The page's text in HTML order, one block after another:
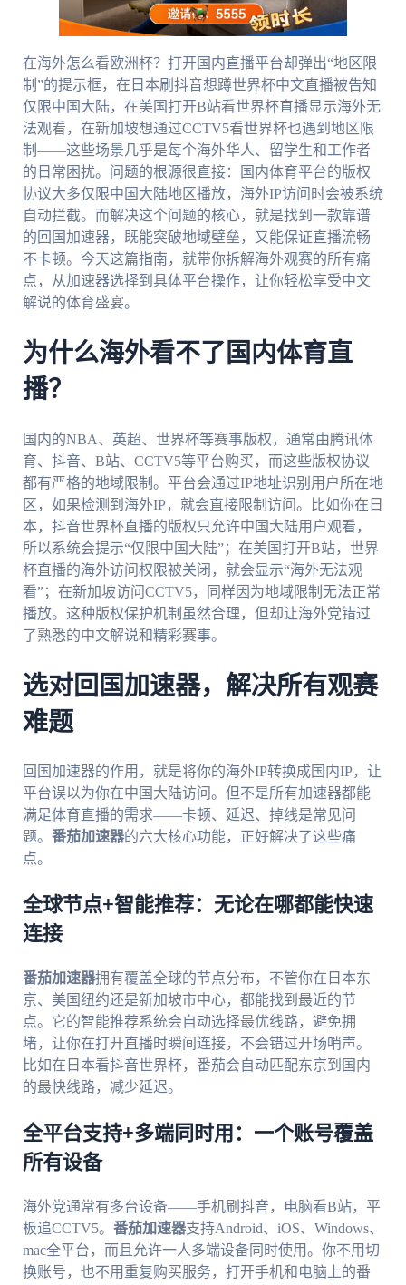
在海外怎么看欧洲杯？打开国内直播平台却弹出“地区限
制”的提示框，在日本刷抖音想蹲世界杯中文直播被告知
仅限中国大陆，在美国打开B站看世界杯直播显示海外无
法观看，在新加坡想通过CCTV5看世界杯也遇到地区限
制——这些场景几乎是每个海外华人、留学生和工作者
的日常困扰。问题的根源很直接：国内体育平台的版权
协议大多仅限中国大陆地区播放，海外IP访问时会被系统
自动拦截。而解决这个问题的核心，就是找到一款靠谱
的回国加速器，既能突破地域壁垒，又能保证直播流畅
不卡顿。今天这篇指南，就带你拆解海外观赛的所有痛
点，从加速器选择到具体平台操作，让你轻松享受中文
解说的体育盛宴。
为什么海外看不了国内体育直
播？
国内的NBA、英超、世界杯等赛事版权，通常由腾讯体
育、抖音、B站、CCTV5等平台购买，而这些版权协议
都有严格的地域限制。平台会通过IP地址识别用户所在地
区，如果检测到海外IP，就会直接限制访问。比如你在日
本，抖音世界杯直播的版权只允许中国大陆用户观看，
所以系统会提示“仅限中国大陆”；在美国打开B站，世界
杯直播的海外访问权限被关闭，就会显示“海外无法观
看”；在新加坡访问CCTV5，同样因为地域限制无法正常
播放。这种版权保护机制虽然合理，但却让海外党错过
了熟悉的中文解说和精彩赛事。
选对回国加速器，解决所有观赛
难题
回国加速器的作用，就是将你的海外IP转换成国内IP，让
平台误以为你在中国大陆访问。但不是所有加速器都能
满足体育直播的需求——卡顿、延迟、掉线是常见问
题。 番茄加速器的六大核心功能，正好解决了这些痛
点。
全球节点+智能推荐：无论在哪都能快速
连接
番茄加速器拥有覆盖全球的节点分布，不管你在日本东
京、美国纽约还是新加坡市中心，都能找到最近的节
点。它的智能推荐系统会自动选择最优线路，避免拥
堵，让你在打开直播时瞬间连接，不会错过开场哨声。
比如在日本看抖音世界杯，番茄会自动匹配东京到国内
的最快线路，减少延迟。
全平台支持+多端同时用：一个账号覆盖
所有设备
海外党通常有多台设备——手机刷抖音，电脑看B站，平
板追CCTV5。 番茄加速器支持Android、iOS、Windows、
mac全平台，而且允许一人多端设备同时使用。你不用切
换账号，也不用重复购买服务，打开手机和电脑上的番